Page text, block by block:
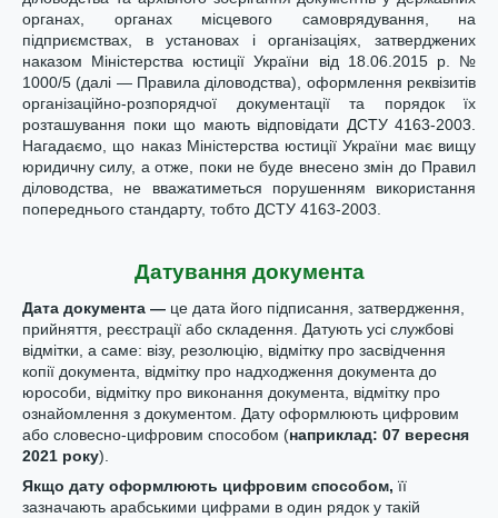
органах, органах місцевого самоврядування, на
підприємствах, в установах і організаціях, затверджених
наказом Міністерства юстиції України від 18.06.2015 р. №
1000/5 (далі — Правила діловодства), оформлення реквізитів
організаційно-розпорядчої документації та порядок їх
розташування поки що мають відповідати ДСТУ 4163-2003.
Нагадаємо, що наказ Міністерства юстиції України має вищу
юридичну силу, а отже, поки не буде внесено змін до Правил
діловодства, не вважатиметься порушенням використання
попереднього стандарту, тобто ДСТУ 4163-2003.
Датування документа
Дата документа — це дата його підписання, затвердження,
прийняття, реєстрації або складення. Датують усі службові
відмітки, а саме: візу, резолюцію, відмітку про засвідчення
копії документа, відмітку про надходження документа до
юрособи, відмітку про виконання документа, відмітку про
ознайомлення з документом. Дату оформлюють цифровим
або словесно-цифровим способом (наприклад: 07 вересня
2021 року).
Якщо дату оформлюють цифровим способом, її
зазначають арабськими цифрами в один рядок у такій